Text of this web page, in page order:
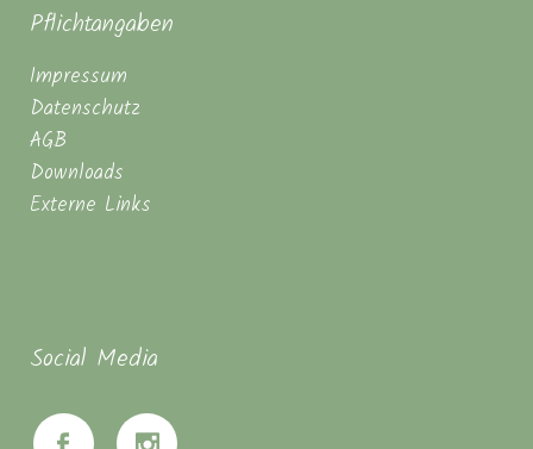
Pflichtangaben
Impressum
Datenschutz
AGB
Downloads
Externe Links
Social Media